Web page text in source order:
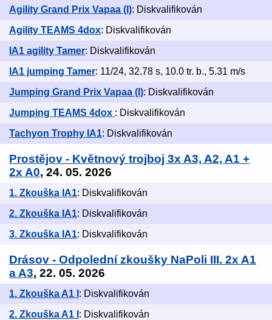
Agility Grand Prix Vapaa (I): Diskvalifikován
Agility TEAMS 4dox: Diskvalifikován
IA1 agility Tamer: Diskvalifikován
IA1 jumping Tamer: 11/24, 32.78 s, 10.0 tr. b., 5.31 m/s
Jumping Grand Prix Vapaa (I): Diskvalifikován
Jumping TEAMS 4dox : Diskvalifikován
Tachyon Trophy IA1: Diskvalifikován
Prostějov - Květnový trojboj 3x A3, A2, A1 +
2x A0, 24. 05. 2026
1. Zkouška IA1: Diskvalifikován
2. Zkouška IA1: Diskvalifikován
3. Zkouška IA1: Diskvalifikován
Drásov - Odpolední zkoušky NaPoli III. 2x A1
a A3, 22. 05. 2026
1. Zkouška A1 I : Diskvalifikován
2. Zkouška A1 I : Diskvalifikován